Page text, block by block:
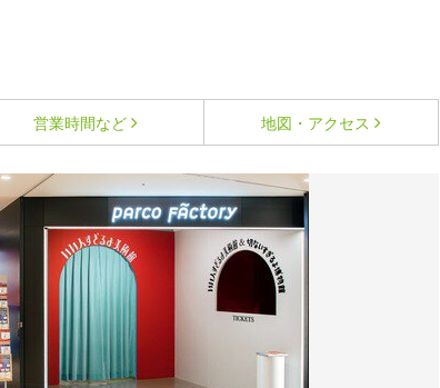
営業時間など 地図・アクセス